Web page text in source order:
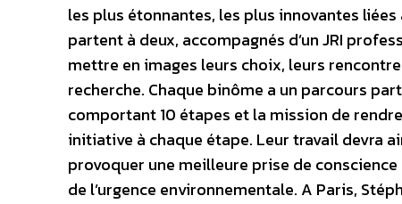
les plus étonnantes, les plus innovantes liées
partent à deux, accompagnés d’un JRI
mettre en images leurs choix, leurs
recherche. Chaque binôme a un parcours
comportant 10 étapes et la mission de
initiative à chaque étape. Leur travail devra
provoquer une meilleure prise de
de l’urgence environnementale. A Paris,